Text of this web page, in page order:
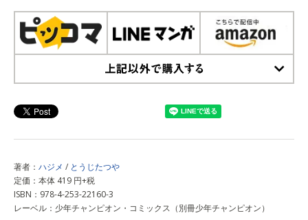
著者： ハジメ / とうじたつや
定価：本体 419 円+税
ISBN：978-4-253-22160-3
レーベル：少年チャンピオン・コミックス（別冊少年チャンピオン）